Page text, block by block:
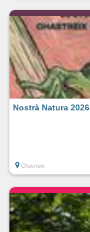
Nostrà Natura 2026
Chastreix